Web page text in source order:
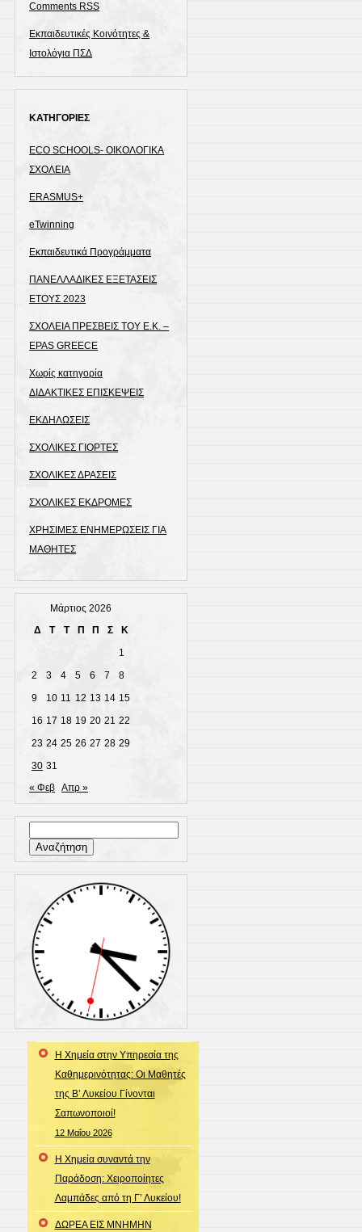
Comments RSS
Εκπαιδευτικές Κοινότητες &
Ιστολόγια ΠΣΔ
ΚΑΤΗΓΟΡΙΕΣ
ECO SCHOOLS- ΟΙΚΟΛΟΓΙΚΑ
ΣΧΟΛΕΙΑ
ERASMUS+
eTwinning
Εκπαιδευτικά Προγράμματα
ΠΑΝΕΛΛΑΔΙΚΕΣ ΕΞΕΤΑΣΕΙΣ
ΕΤΟΥΣ 2023
ΣΧΟΛΕΙΑ ΠΡΕΣΒΕΙΣ ΤΟΥ Ε.Κ. –
EPAS GREECE
Χωρίς κατηγορία
ΔΙΔΑΚΤΙΚΕΣ ΕΠΙΣΚΕΨΕΙΣ
ΕΚΔΗΛΩΣΕΙΣ
ΣΧΟΛΙΚΕΣ ΓΙΟΡΤΕΣ
ΣΧΟΛΙΚΕΣ ΔΡΑΣΕΙΣ
ΣΧΟΛΙΚΕΣ ΕΚΔΡΟΜΕΣ
ΧΡΗΣΙΜΕΣ ΕΝΗΜΕΡΩΣΕΙΣ ΓΙΑ
ΜΑΘΗΤΕΣ
Μάρτιος 2026
Δ
Τ Τ Π Π Σ
Κ
1
2
3 4 5 6 7
8
9
10 11 12 13 14 15
16 17 18 19 20 21 22
23 24 25 26 27 28 29
30 31
« Φεβ Απρ »
για:
Η Χημεία στην Υπηρεσία της
Καθημερινότητας: Οι Μαθητές
της Β’ Λυκείου Γίνονται
Σαπωνοποιοί!
12 Μαΐου 2026
Η Χημεία συναντά την
Παράδοση: Χειροποίητες
Λαμπάδες από τη Γ’ Λυκείου!
ΔΩΡΕΑ ΕΙΣ ΜΝΗΜΗΝ